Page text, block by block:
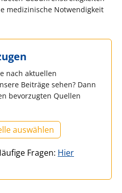
medizinische Notwendigkeit
nach aktuellen
Beiträge sehen? Dann
bevorzugten Quellen
auswählen
Fragen: Hier